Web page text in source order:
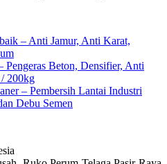
– Anti Jamur, Anti Karat,
Beton, Densifier, Anti
200kg
– Pembersih Lantai Industri
Debu Semen